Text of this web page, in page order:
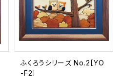
ふくろうシリーズ No.2［YO
-F2］